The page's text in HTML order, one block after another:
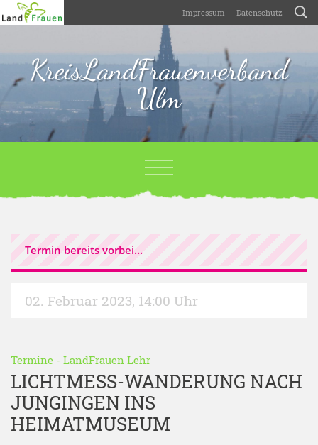
Impressum Datenschutz
KreisLandFrauenverband
Ulm
Termin bereits vorbei...
02. Februar 2023, 14:00 Uhr
Termine - LandFrauen Lehr
LICHTMESS-WANDERUNG NACH
JUNGINGEN INS
HEIMATMUSEUM